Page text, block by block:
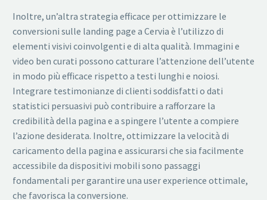
Inoltre, un’altra strategia efficace per ottimizzare le
conversioni sulle landing page a Cervia è l’utilizzo di
elementi visivi coinvolgenti e di alta qualità. Immagini e
video ben curati possono catturare l’attenzione dell’utente
in modo più efficace rispetto a testi lunghi e noiosi.
Integrare testimonianze di clienti soddisfatti o dati
statistici persuasivi può contribuire a rafforzare la
credibilità della pagina e a spingere l’utente a compiere
l’azione desiderata. Inoltre, ottimizzare la velocità di
caricamento della pagina e assicurarsi che sia facilmente
accessibile da dispositivi mobili sono passaggi
fondamentali per garantire una user experience ottimale,
che favorisca la conversione.